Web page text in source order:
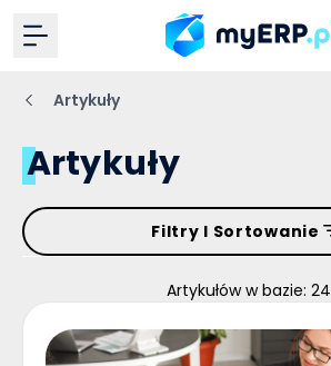
Artykuły
Artykuły
Filtry I Sortowanie
Artykułów w bazie: 24